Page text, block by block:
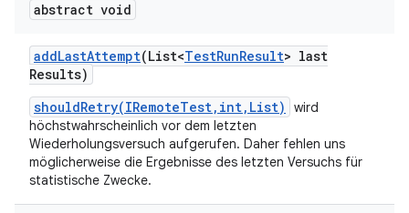
abstract void
addLastAttempt(List<TestRunResult> last
Results)
shouldRetry(IRemoteTest,int,List)
wird
höchstwahrscheinlich vor dem letzten
Wiederholungsversuch aufgerufen. Daher fehlen uns
möglicherweise die Ergebnisse des letzten Versuchs für
statistische Zwecke.